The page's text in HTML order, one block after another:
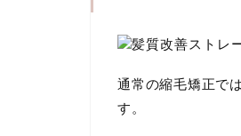
通常の縮毛矯正で
す。